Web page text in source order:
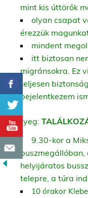
mint kis úttörők
olyan csapat
érezzük
mindent
itt biztosan
migránsokra. Ez
teljesen
bejelentkezem
A lényeg:
9.30-kor a
helyijáratos
telepre, a túra
10 órakor